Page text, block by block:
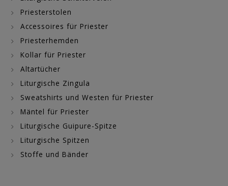
Priesterstolen
Accessoires für Priester
Priesterhemden
Kollar für Priester
Altartücher
Liturgische Zingula
Sweatshirts und Westen für Priester
Mäntel für Priester
Liturgische Guipure-Spitze
Liturgische Spitzen
Stoffe und Bänder